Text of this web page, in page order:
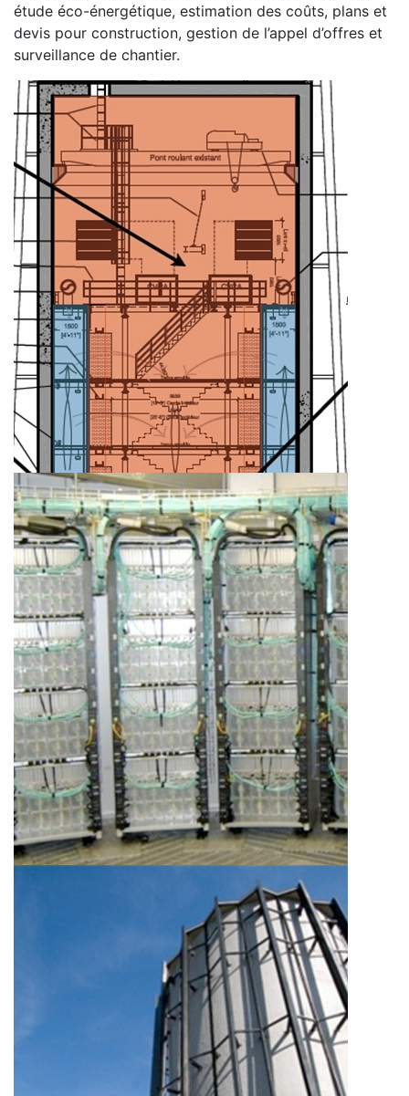
étude éco-énergétique, estimation des coûts, plans et
devis pour construction, gestion de l’appel d’offres et
surveillance de chantier.